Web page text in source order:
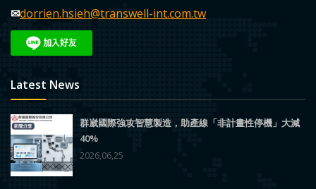
✉dorrien.hsieh@transwell-int.com.tw
Latest News
群崴國際強攻智慧製造，助產線「非計畫性停機」大減
40%
2026,06,25